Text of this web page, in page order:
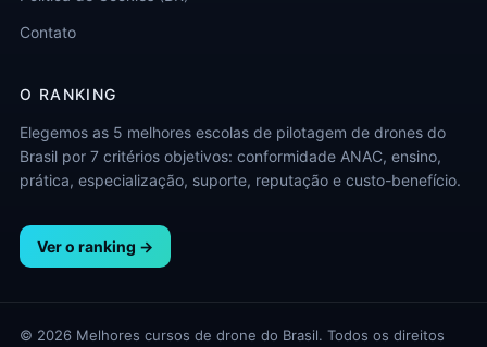
Contato
O RANKING
Elegemos as 5 melhores escolas de pilotagem de drones do
Brasil por 7 critérios objetivos: conformidade ANAC, ensino,
prática, especialização, suporte, reputação e custo-benefício.
Ver o ranking →
© 2026 Melhores cursos de drone do Brasil. Todos os direitos